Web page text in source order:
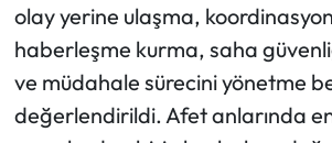
olay yerine ulaşma,
haberleşme kurma, saha
ve müdahale sürecini yönetme
değerlendirildi. Afet anlarında